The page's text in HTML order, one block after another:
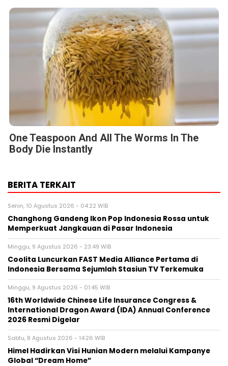
One Teaspoon And All The Worms In The
Body Die Instantly
BERITA TERKAIT
Senin, 10 Agustus 2026 - 04:22 WIB
Changhong Gandeng Ikon Pop Indonesia Rossa untuk
Memperkuat Jangkauan di Pasar Indonesia
Minggu, 9 Agustus 2026 - 23:49 WIB
Coolita Luncurkan FAST Media Alliance Pertama di
Indonesia Bersama Sejumlah Stasiun TV Terkemuka
Minggu, 9 Agustus 2026 - 01:45 WIB
16th Worldwide Chinese Life Insurance Congress &
International Dragon Award (IDA) Annual Conference
2026 Resmi Digelar
Sabtu, 8 Agustus 2026 - 14:26 WIB
Himel Hadirkan Visi Hunian Modern melalui Kampanye
Global “Dream Home”